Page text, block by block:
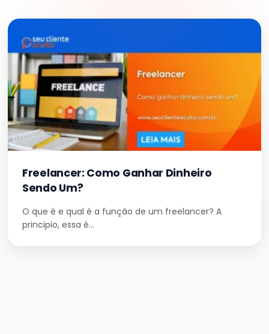
Freelancer: Como Ganhar Dinheiro
Sendo Um?
O que é e qual é a função de um freelancer? A
principio, essa é…